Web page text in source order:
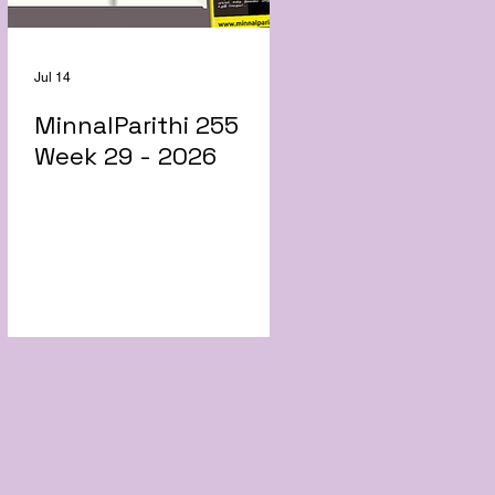
MinnalParithi 255
Week 29 - 2026
Jul 14